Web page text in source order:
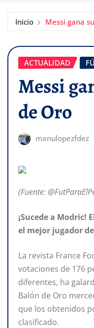
Inicio Messi gana
ACTUALIDAD
Messi
de Oro
manulopezfdez
(Fuente:
¡Sucede a Modric!
el mejor jugador
La revista France
votaciones de 176
diferentes, ha
Balón de Oro
que los obtenidos
clasificado.